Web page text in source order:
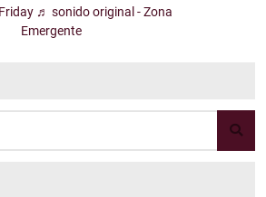
♬ sonido original - Zona
Emergente